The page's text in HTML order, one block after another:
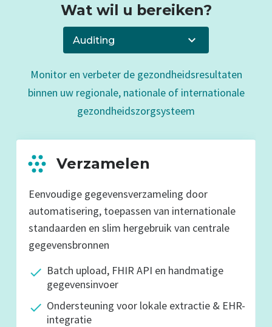
Wat wil u bereiken?
Auditing
Monitor en verbeter de gezondheidsresultaten
binnen uw regionale, nationale of internationale
gezondheidszorgsysteem
Verzamelen
Eenvoudige gegevensverzameling door
automatisering, toepassen van inter­nationale
standaarden en slim her­gebruik van centrale
gegevensbronnen
Batch upload, FHIR API en handmatige
gegevensinvoer
Ondersteuning voor lokale extractie & EHR-
integratie